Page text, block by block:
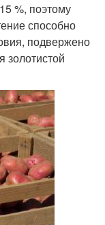
%, поэтому
способно
подвержено
золотистой